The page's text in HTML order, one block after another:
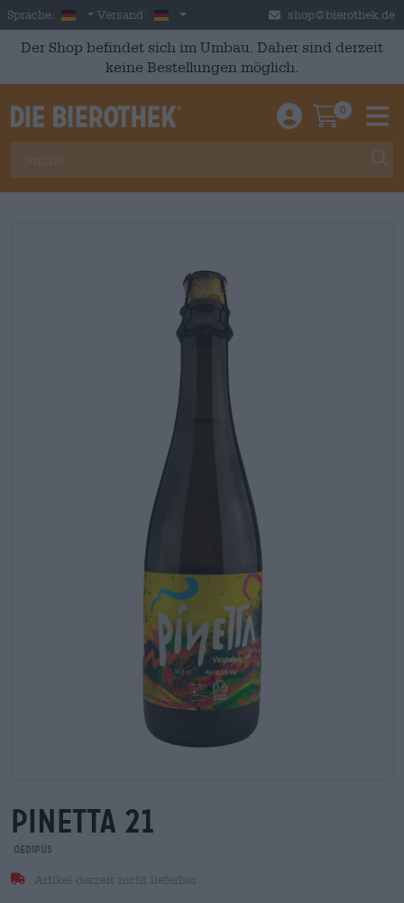
Skip to main content
Sprache: German
Versand: Deutschland shop@bierothek.de
Der Shop befindet sich im Umbau. Daher sind derzeit
keine Bestellungen möglich.
Einloggen /
0
pinetta 21
Oedipus
Artikel derzeit nicht lieferbar